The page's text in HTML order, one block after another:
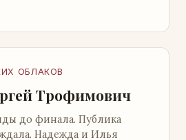
ОБЛАКОВ
Трофимович
до финала. Публика
Надежда и Илья